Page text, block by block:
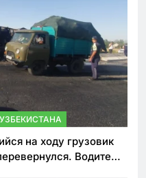
на ходу грузовик
Водитель